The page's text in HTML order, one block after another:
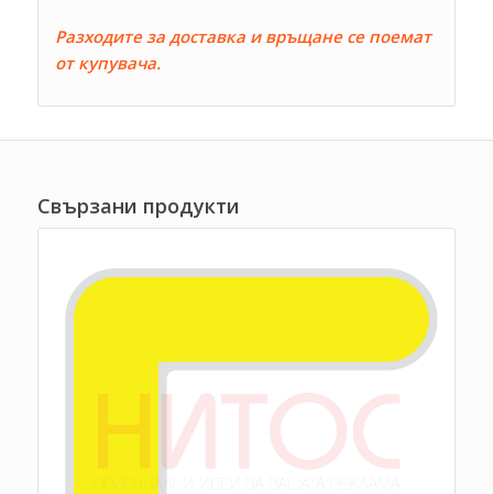
Разходите за доставка и връщане се поемат
от купувача.
Свързани продукти